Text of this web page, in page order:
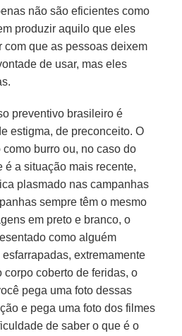
não são eficientes como
produzir aquilo que eles
com que as pessoas deixem
de usar, mas eles
preventivo brasileiro é
estigma, de preconceito. O
burro ou, no caso do
é a situação mais recente,
plasmado nas campanhas
sempre têm o mesmo
em preto e branco, o
como alguém
extremamente
corpo coberto de feridas, o
pega uma foto dessas
e pega uma foto dos filmes
de saber o que é o